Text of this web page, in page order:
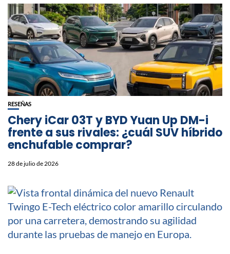
RESEÑAS
Chery iCar 03T y BYD Yuan Up DM-i
frente a sus rivales: ¿cuál SUV híbrido
enchufable comprar?
28 de julio de 2026